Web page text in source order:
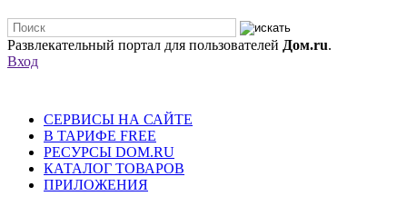
Развлекательный портал для пользователей Дом.ru.
Вход
СЕРВИСЫ НА САЙТЕ
В ТАРИФЕ FREE
РЕСУРСЫ DOM.RU
КАТАЛОГ ТОВАРОВ
ПРИЛОЖЕНИЯ